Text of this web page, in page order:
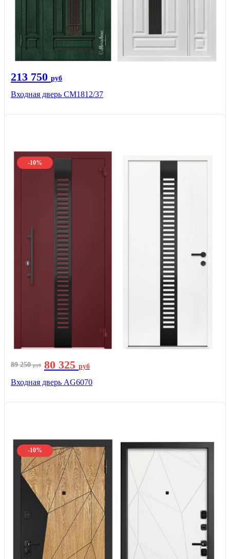
213 750 руб
Входная дверь СМ1812/37
-10%
89 250руб 80 325 руб
Входная дверь AG6070
-10%